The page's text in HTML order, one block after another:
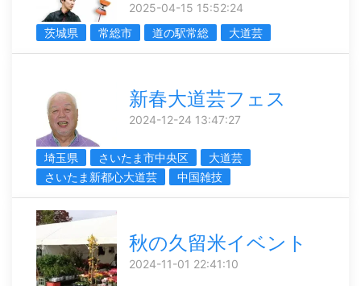
2025-04-15 15:52:24
茨城県
常総市 道の駅常総 大道芸
新春大道芸フェス
2024-12-24 13:47:27
埼玉県 さいたま市中央区
大道芸
さいたま新都心大道芸
中国雑技
秋の久留米イベント
2024-11-01 22:41:10